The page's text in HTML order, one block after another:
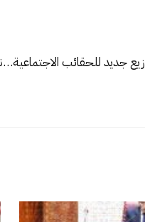
جديد للحقائب الاجتماعية…